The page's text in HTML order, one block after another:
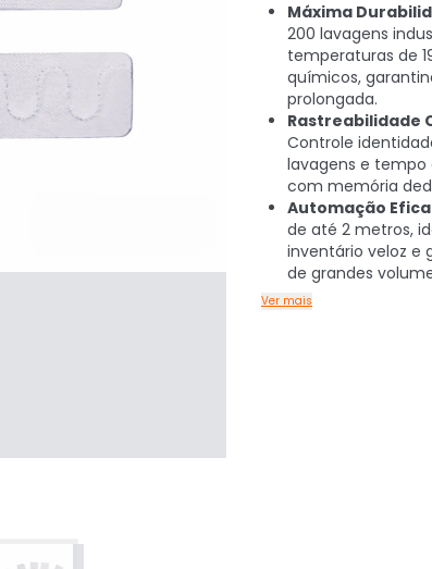
Máxima
200 lavagens
temperaturas de
químicos,
prolongada.
Rastreabilidade
Controle
lavagens e tempo
com memória
Automação
de até 2 metros,
inventário veloz e
de grandes
Ver mais